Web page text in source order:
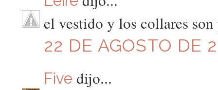
el vestido y los collares
22 DE AGOSTO DE
Five dijo...